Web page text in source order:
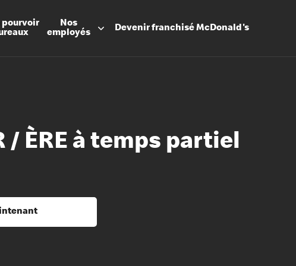
pourvoir
Nos
employés
DevenirfranchiséMcDonald's
/ ÈRE à temps partiel